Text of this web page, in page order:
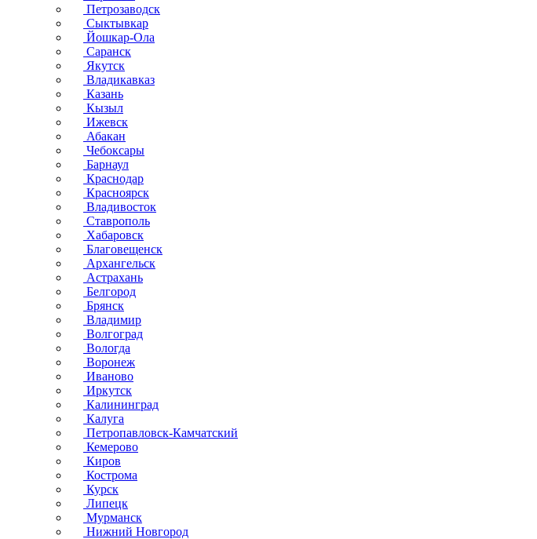
Петрозаводск
Сыктывкар
Йошкар-Ола
Саранск
Якутск
Владикавказ
Казань
Кызыл
Ижевск
Абакан
Чебоксары
Барнаул
Краснодар
Красноярск
Владивосток
Ставрополь
Хабаровск
Благовещенск
Архангельск
Астрахань
Белгород
Брянск
Владимир
Волгоград
Вологда
Воронеж
Иваново
Иркутск
Калининград
Калуга
Петропавловск-Камчатский
Кемерово
Киров
Кострома
Курск
Липецк
Мурманск
Нижний Новгород